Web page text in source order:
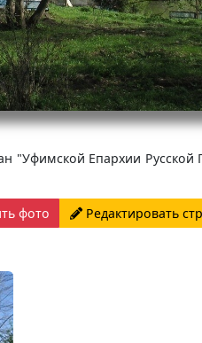
"Уфимской Епархии
фото Редактировать